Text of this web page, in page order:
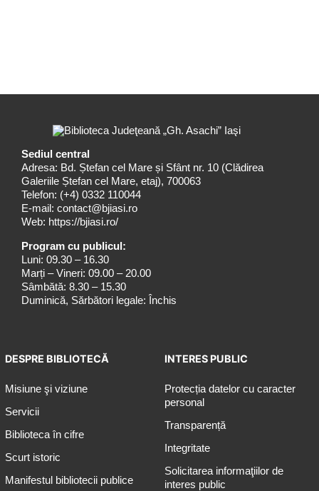
Sediul central
Adresa: Bd. Ștefan cel Mare și Sfânt nr. 10 (Clădirea
Galeriile Ștefan cel Mare, etaj), 700063
Telefon: (+4) 0332 110044
E-mail: contact@bjiasi.ro
Web: https://bjiasi.ro/
Program cu publicul:
Luni: 09.30 – 16.30
Marți – Vineri: 09.00 – 20.00
Sâmbătă: 8.30 – 15.30
Duminică, Sărbători legale: Închis
DESPRE BIBLIOTECĂ
Misiune şi viziune
Servicii
Biblioteca în cifre
Scurt istoric
Manifestul bibliotecii publice
INTERES PUBLIC
Protecția datelor cu caracter
personal
Transparență
Integritate
Solicitarea informaţiilor de
interes public